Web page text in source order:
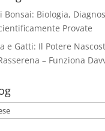
Bonsai: Biologia,
Provate
e Gatti: Il Potere
– Funziona